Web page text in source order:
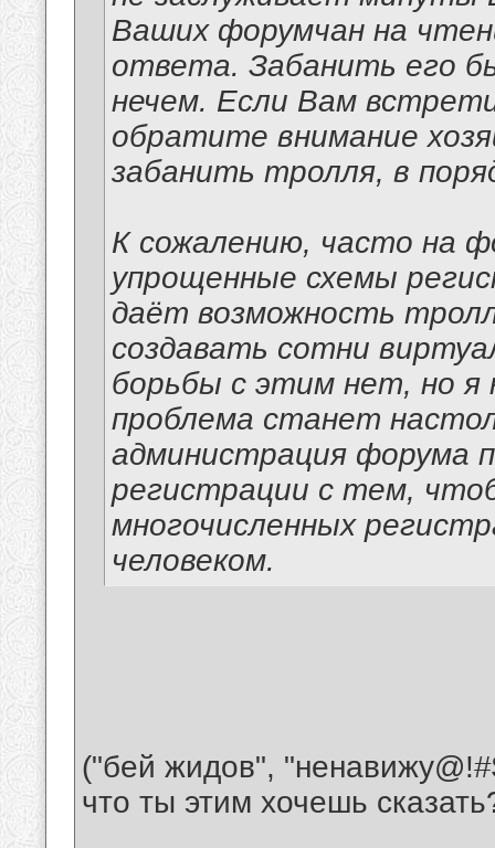
Ваших форумчан на
ответа. Забанить его
нечем. Если Вам
обратите внимание
забанить тролля, в
К сожалению, часто на
упрощенные схемы
даёт возможность
создавать сотни
борьбы с этим нет, но я
проблема станет
администрация форума
регистрации с тем,
многочисленных
человеком.
("бей жидов",
что ты этим хочешь